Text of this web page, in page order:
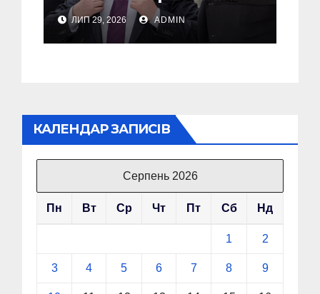
компанії яка
виготовляє дрони
ЛИП 29, 2026 ADMIN
КАЛЕНДАР ЗАПИСІВ
Серпень 2026
Пн Вт Ср Чт Пт Сб Нд
1 2
3 4 5 6 7 8 9